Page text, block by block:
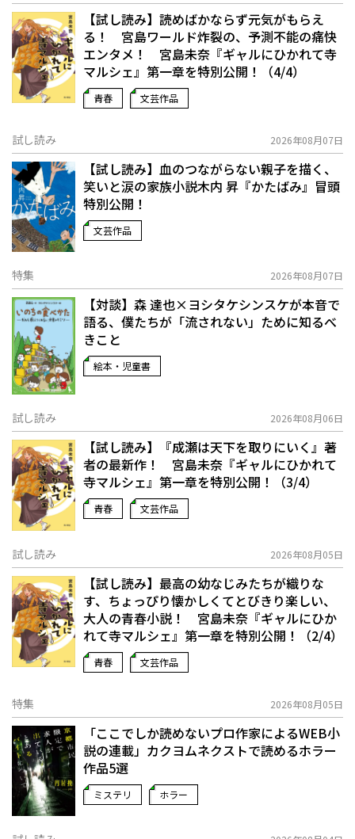
【試し読み】読めばかならず元気がもらえ
る！ 宮島ワールド炸裂の、予測不能の痛快
エンタメ！ 宮島未奈『ギャルにひかれて寺
マルシェ』第一章を特別公開！（4/4）
青春 文芸作品
試し読み 2026年08月07日
【試し読み】血のつながらない親子を描く、
笑いと涙の家族小説――木内 昇『かたばみ』冒頭
特別公開！
文芸作品
特集 2026年08月07日
【対談】森 達也×ヨシタケシンスケが本音で
語る、僕たちが「流されない」ために知るべ
きこと
絵本・児童書
試し読み 2026年08月06日
【試し読み】『成瀬は天下を取りにいく』著
者の最新作！ 宮島未奈『ギャルにひかれて
寺マルシェ』第一章を特別公開！（3/4）
青春 文芸作品
試し読み 2026年08月05日
【試し読み】最高の幼なじみたちが織りな
す、ちょっぴり懐かしくてとびきり楽しい、
大人の青春小説！ 宮島未奈『ギャルにひか
れて寺マルシェ』第一章を特別公開！（2/4）
青春 文芸作品
特集 2026年08月05日
「ここでしか読めないプロ作家によるWEB小
説の連載」――カクヨムネクストで読めるホラー
作品5選
ミステリ ホラー